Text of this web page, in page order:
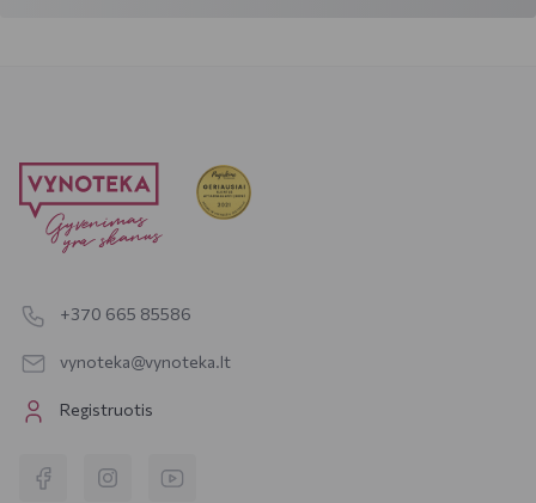
+370 665 85586
vynoteka@vynoteka.lt
Registruotis